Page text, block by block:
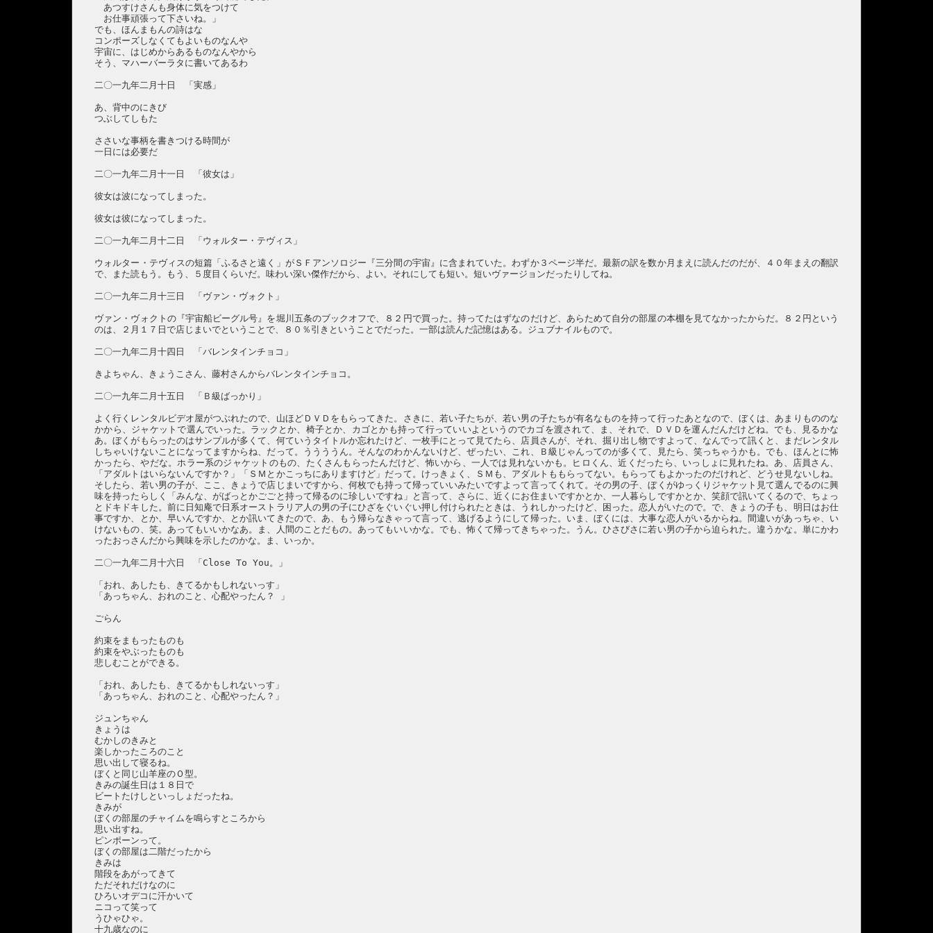
あつすけさんも身体に気をつけて
お仕事頑張って下さいね。」
でも、ほんまもんの詩はな
コンポーズしなくてもよいものなんや
宇宙に、はじめからあるものなんやから
そう、マハーバーラタに書いてあるわ
二〇一九年二月十日 「実感」
あ、背中のにきび
つぶしてしもた
ささいな事柄を書きつける時間が
一日には必要だ
二〇一九年二月十一日 「彼女は」
彼女は波になってしまった。
彼女は彼になってしまった。
二〇一九年二月十二日 「ウォルター・テヴィス」
ウォルター・テヴィスの短篇「ふるさと遠く」がＳＦアンソロジー『三分間の宇宙』に含まれていた。わずか３ページ半だ。最新の訳を数か月まえに読んだのだが、４０年まえの翻訳
で、また読もう。もう、５度目くらいだ。味わい深い傑作だから、よい。それにしても短い。短いヴァージョンだったりしてね。
二〇一九年二月十三日 「ヴァン・ヴォクト」
ヴァン・ヴォクトの『宇宙船ビーグル号』を堀川五条のブックオフで、８２円で買った。持ってたはずなのだけど、あらためて自分の部屋の本棚を見てなかったからだ。８２円という
のは、２月１７日で店じまいでということで、８０％引きということでだった。一部は読んだ記憶はある。ジュブナイルもので。
二〇一九年二月十四日 「バレンタインチョコ」
きよちゃん、きょうこさん、藤村さんからバレンタインチョコ。
二〇一九年二月十五日 「Ｂ級ばっかり」
よく行くレンタルビデオ屋がつぶれたので、山ほどＤＶＤをもらってきた。さきに、若い子たちが、若い男の子たちが有名なものを持って行ったあとなので、ぼくは、あまりもののな
かから、ジャケットで選んでいった。ラックとか、椅子とか、カゴとかも持って行っていいよというのでカゴを渡されて、ま、それで、ＤＶＤを運んだんだけどね。でも、見るかな
あ。ぼくがもらったのはサンプルが多くて、何ていうタイトルか忘れたけど、一枚手にとって見てたら、店員さんが、それ、掘り出し物ですよって、なんでって訊くと、まだレンタル
しちゃいけないことになってますからね、だって。ううううん。そんなのわかんないけど、ぜったい、これ、Ｂ級じゃんってのが多くて、見たら、笑っちゃうかも。でも、ほんとに怖
かったら、やだな。ホラー系のジャケットのもの、たくさんもらったんだけど、怖いから、一人では見れないかも。ヒロくん、近くだったら、いっしょに見れたね。あ、店員さん、
「アダルトはいらないんですか？」「ＳＭとかこっちにありますけど」だって。けっきょく、ＳＭも、アダルトももらってない。もらってもよかったのだけれど、どうせ見ないしね。
そしたら、若い男の子が、ここ、きょうで店じまいですから、何枚でも持って帰っていいみたいですよって言ってくれて。その男の子、ぼくがゆっくりジャケット見て選んでるのに興
味を持ったらしく「みんな、がばっとかごごと持って帰るのに珍しいですね」と言って、さらに、近くにお住まいですかとか、一人暮らしですかとか、笑顔で訊いてくるので、ちょっ
とドキドキした。前に日知庵で日系オーストラリア人の男の子にひざをぐいぐい押し付けられたときは、うれしかったけど、困った。恋人がいたので。で、きょうの子も、明日はお仕
事ですか、とか、早いんですか、とか訊いてきたので、あ、もう帰らなきゃって言って、逃げるようにして帰った。いま、ぼくには、大事な恋人がいるからね。間違いがあっちゃ、い
けないもの、笑。あってもいいかなあ。ま、人間のことだもの。あってもいいかな。でも、怖くて帰ってきちゃった。うん。ひさびさに若い男の子から迫られた。違うかな。単にかわ
ったおっさんだから興味を示したのかな。ま、いっか。
二〇一九年二月十六日 「Close To You。」
「おれ、あしたも、きてるかもしれないっす」
「あっちゃん、おれのこと、心配やったん？ 」
ごらん
約束をまもったものも
約束をやぶったものも
悲しむことができる。
「おれ、あしたも、きてるかもしれないっす」
「あっちゃん、おれのこと、心配やったん？」
ジュンちゃん
きょうは
むかしのきみと
楽しかったころのこと
思い出して寝るね。
ぼくと同じ山羊座のＯ型。
きみの誕生日は１８日で
ビートたけしといっしょだったね。
きみが
ぼくの部屋のチャイムを鳴らすところから
思い出すね。
ピンポーンって。
ぼくの部屋は二階だったから
きみは
階段をあがってきて
ただそれだけなのに
ひろいオデコに汗かいて
ニコって笑って
うひゃひゃ。
十九歳なのに